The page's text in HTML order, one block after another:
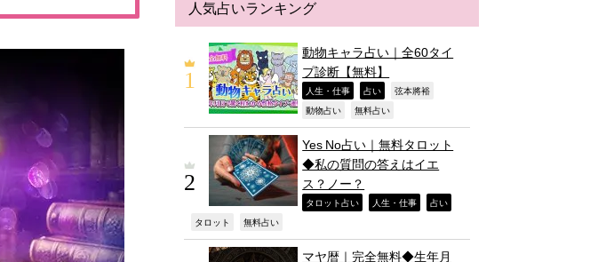
人気占いランキング
動物キャラ占い｜全60タイ
プ診断【無料】
人生・仕事 占い 弦本將裕
動物占い 無料占い
Yes No占い｜無料タロット
◆私の質問の答えはイエ
ス？ノー？
タロット占い 人生・仕事 占い
タロット 無料占い
マヤ暦｜完全無料◆生年月